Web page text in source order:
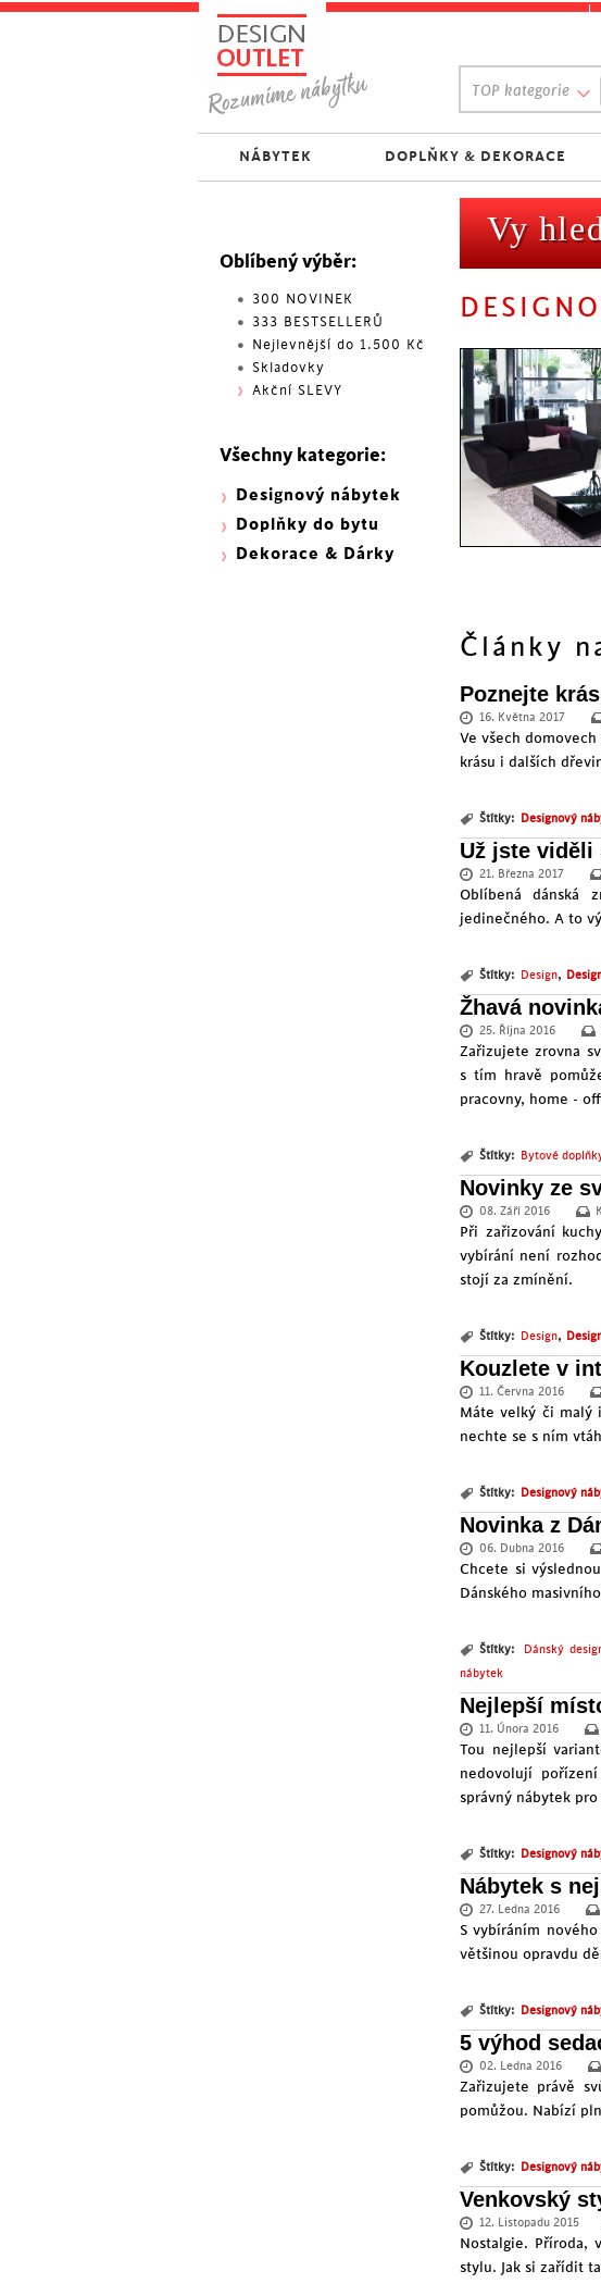
Vy
Články
Poznejte
16. Května 2017
Ve všech
krásu i dalších
Štítky: Designový
Už jste viděli
21. Března 2017
Oblíbená dánská
jedinečného. A to
Štítky: Design,
Žhavá
25. Října 2016
Zařizujete zrovna
s tím hravě
pracovny, home -
Štítky: Bytové
Novinky ze
08. Září 2016
Při zařizování
vybírání není
stojí za zmínění.
Štítky: Design,
Kouzlete v
11. Června 2016
Máte velký či malý
nechte se s ním
Štítky: Designový
Novinka z
06. Dubna 2016
Chcete si
Dánského
Štítky: Dánský
nábytek
Nejlepší
11. Února 2016
Tou nejlepší
nedovolují
správný nábytek
Štítky: Designový
Nábytek s
27. Ledna 2016
S vybíráním
většinou opravdu
Štítky: Designový
5 výhod
02. Ledna 2016
Zařizujete právě
pomůžou. Nabízí
Štítky: Designový
Venkovský
12. Listopadu 2015
Nostalgie. Příroda,
stylu. Jak si zařídit
Oblíbený výběr:
300 NOVINEK
333 BESTSELLERŮ
Nejlevnější do 1.500 Kč
Skladovky
Akční SLEVY
Všechny kategorie:
Designový nábytek
Doplňky do bytu
Dekorace & Dárky
TOP kategorie
NÁBYTEK DOPLŇKY & DEKORACE